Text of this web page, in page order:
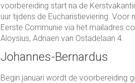
voorbereiding start na de
uur tijdens de Eucharistieviering.
Eerste Communie via het mailadres
Aloysius, Adriaen van Ostadelaan 4.
Johannes-Bernardus
Begin januari wordt de voorbereiding